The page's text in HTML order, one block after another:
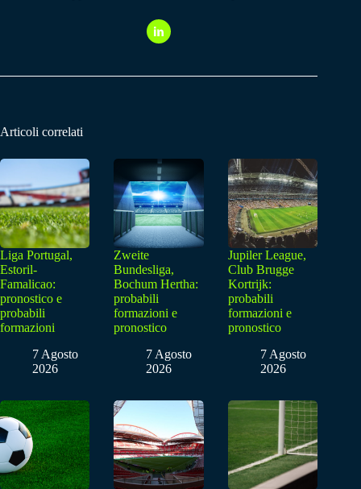
Articoli correlati
Liga Portugal,
Estoril-
Famalicao:
pronostico e
probabili
formazioni
7 Agosto
2026
Zweite
Bundesliga,
Bochum Hertha:
probabili
formazioni e
pronostico
7 Agosto
2026
Jupiler League,
Club Brugge
Kortrijk:
probabili
formazioni e
pronostico
7 Agosto
2026